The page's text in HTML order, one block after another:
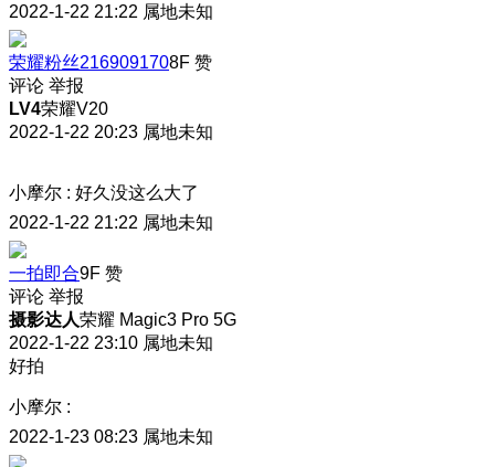
2022-1-22 21:22 属地未知
荣耀粉丝2169091708F 赞
评论 举报
LV4荣耀V20
2022-1-22 20:23 属地未知
小摩尔 : 好久没这么大了
2022-1-22 21:22 属地未知
一拍即合9F 赞
评论 举报
摄影达人荣耀 Magic3 Pro 5G
2022-1-22 23:10 属地未知
好拍
小摩尔 :
2022-1-23 08:23 属地未知